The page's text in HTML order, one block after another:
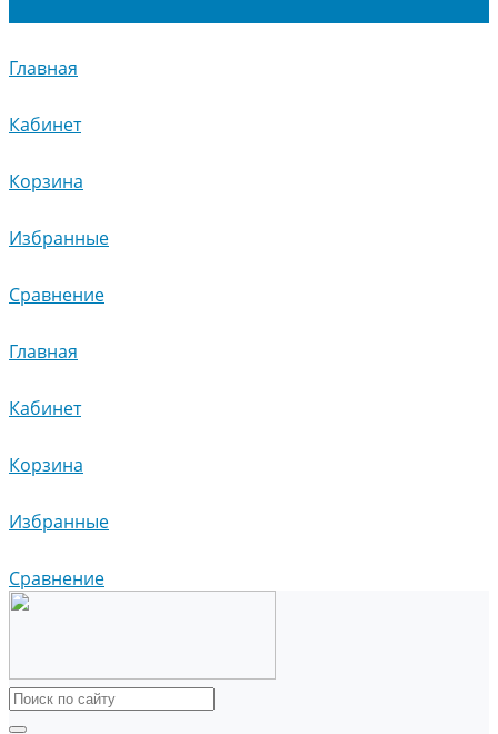
Главная
Кабинет
Корзина
Избранные
Сравнение
Главная
Кабинет
Корзина
Избранные
Сравнение